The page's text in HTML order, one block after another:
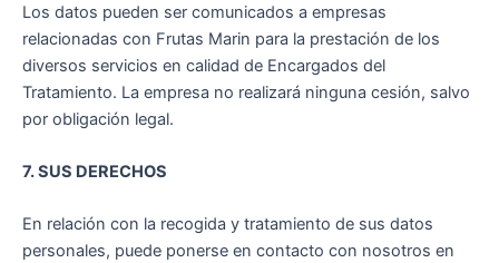
Los datos pueden ser comunicados a empresas
relacionadas con Frutas Marin para la prestación de los
diversos servicios en calidad de Encargados del
Tratamiento. La empresa no realizará ninguna cesión, salvo
por obligación legal.
7. SUS DERECHOS
En relación con la recogida y tratamiento de sus datos
personales, puede ponerse en contacto con nosotros en